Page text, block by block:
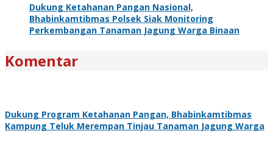
Dukung Ketahanan Pangan Nasional,
Bhabinkamtibmas Polsek Siak Monitoring
Perkembangan Tanaman Jagung Warga Binaan
Komentar
Dukung Program Ketahanan Pangan, Bhabinkamtibmas
Kampung Teluk Merempan Tinjau Tanaman Jagung Warga